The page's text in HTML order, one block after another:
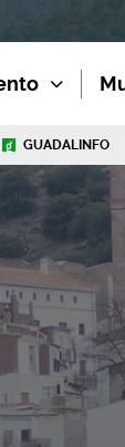
GUADALINFO